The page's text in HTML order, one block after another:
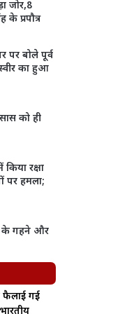
जोर,8
प्रपौत्र
पर बोले पूर्व
का हुआ
को ही
रक्षा
पर हमला;
के गहने और
फैलाई गई